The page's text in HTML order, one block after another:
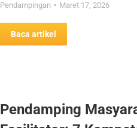
Pendampingan Maret 17, 2026
Baca artikel
Pendamping